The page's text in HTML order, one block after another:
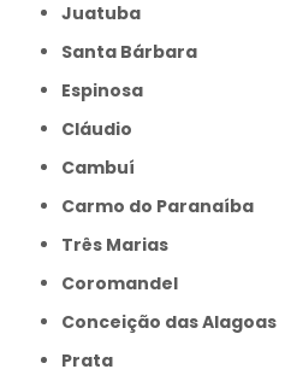
Juatuba
Santa Bárbara
Espinosa
Cláudio
Cambuí
Carmo do Paranaíba
Três Marias
Coromandel
Conceição das Alagoas
Prata